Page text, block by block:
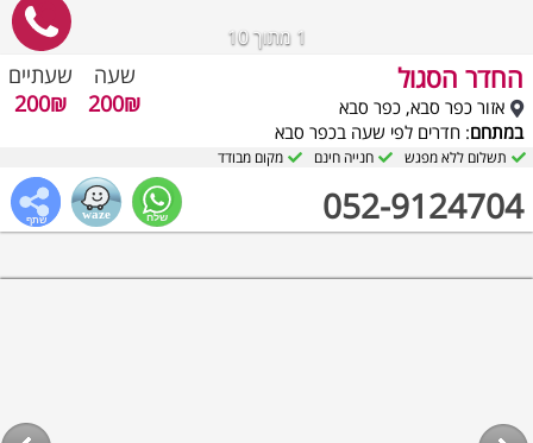
1 מתוך 10
החדר הסגול
אזור כפר סבא, כפר סבא
במתחם: חדרים לפי שעה בכפר סבא
052-9124704
שעה
200₪
שעתיים
200₪
תשלום ללא מפגש חנייה חינם מקום מבודד